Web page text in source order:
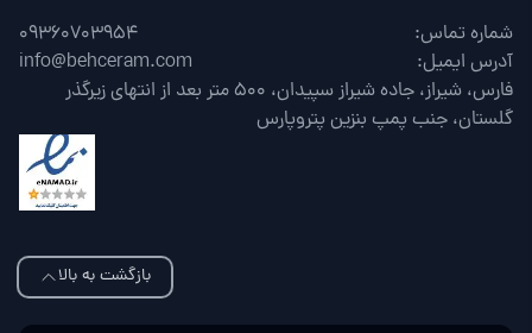
شماره تماس:
09360703954
آدرس ایمیل:
info@behceram.com
فارس، شیراز، جاده شیراز سپیدان، 500 متر بعد از انتهای زیرگذر
گلستان، جنب پمپ بنزین پتروپارس
بازگشت به بالا